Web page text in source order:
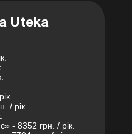
Uteka
/ рік.
- 8352 грн. / рік.